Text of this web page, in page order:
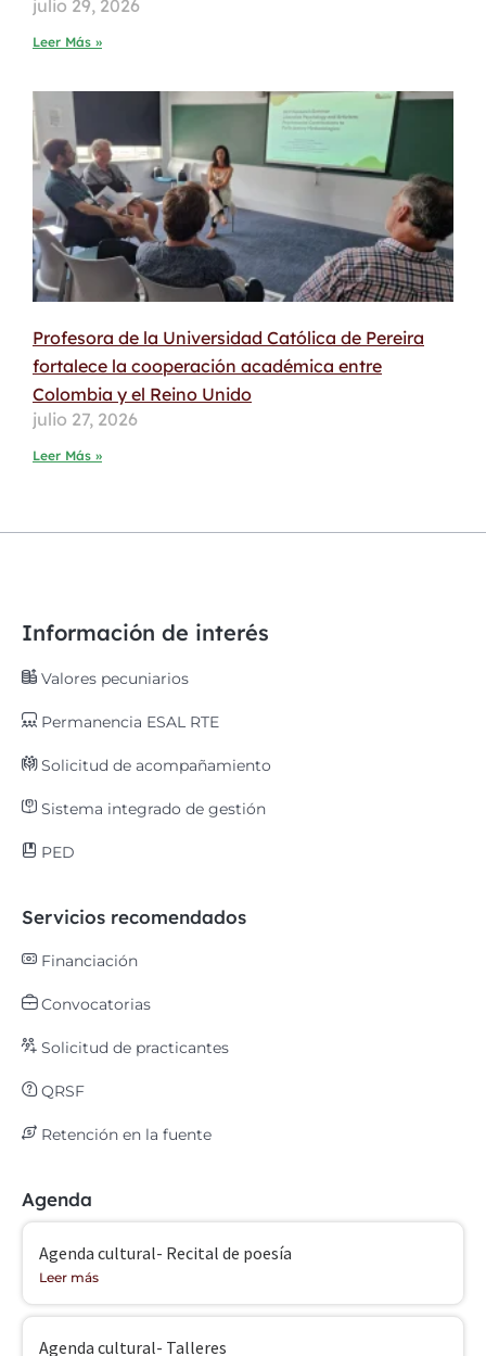
julio 29, 2026
Leer Más »
Profesora de la Universidad Católica de Pereira
fortalece la cooperación académica entre
Colombia y el Reino Unido
julio 27, 2026
Leer Más »
Información de interés
Valores pecuniarios
Permanencia ESAL RTE
Solicitud de acompañamiento
Sistema integrado de gestión
PED
Servicios recomendados
Financiación
Convocatorias
Solicitud de practicantes
QRSF
Retención en la fuente
Agenda
Agenda cultural- Recital de poesía
Leer más
Agenda cultural- Talleres